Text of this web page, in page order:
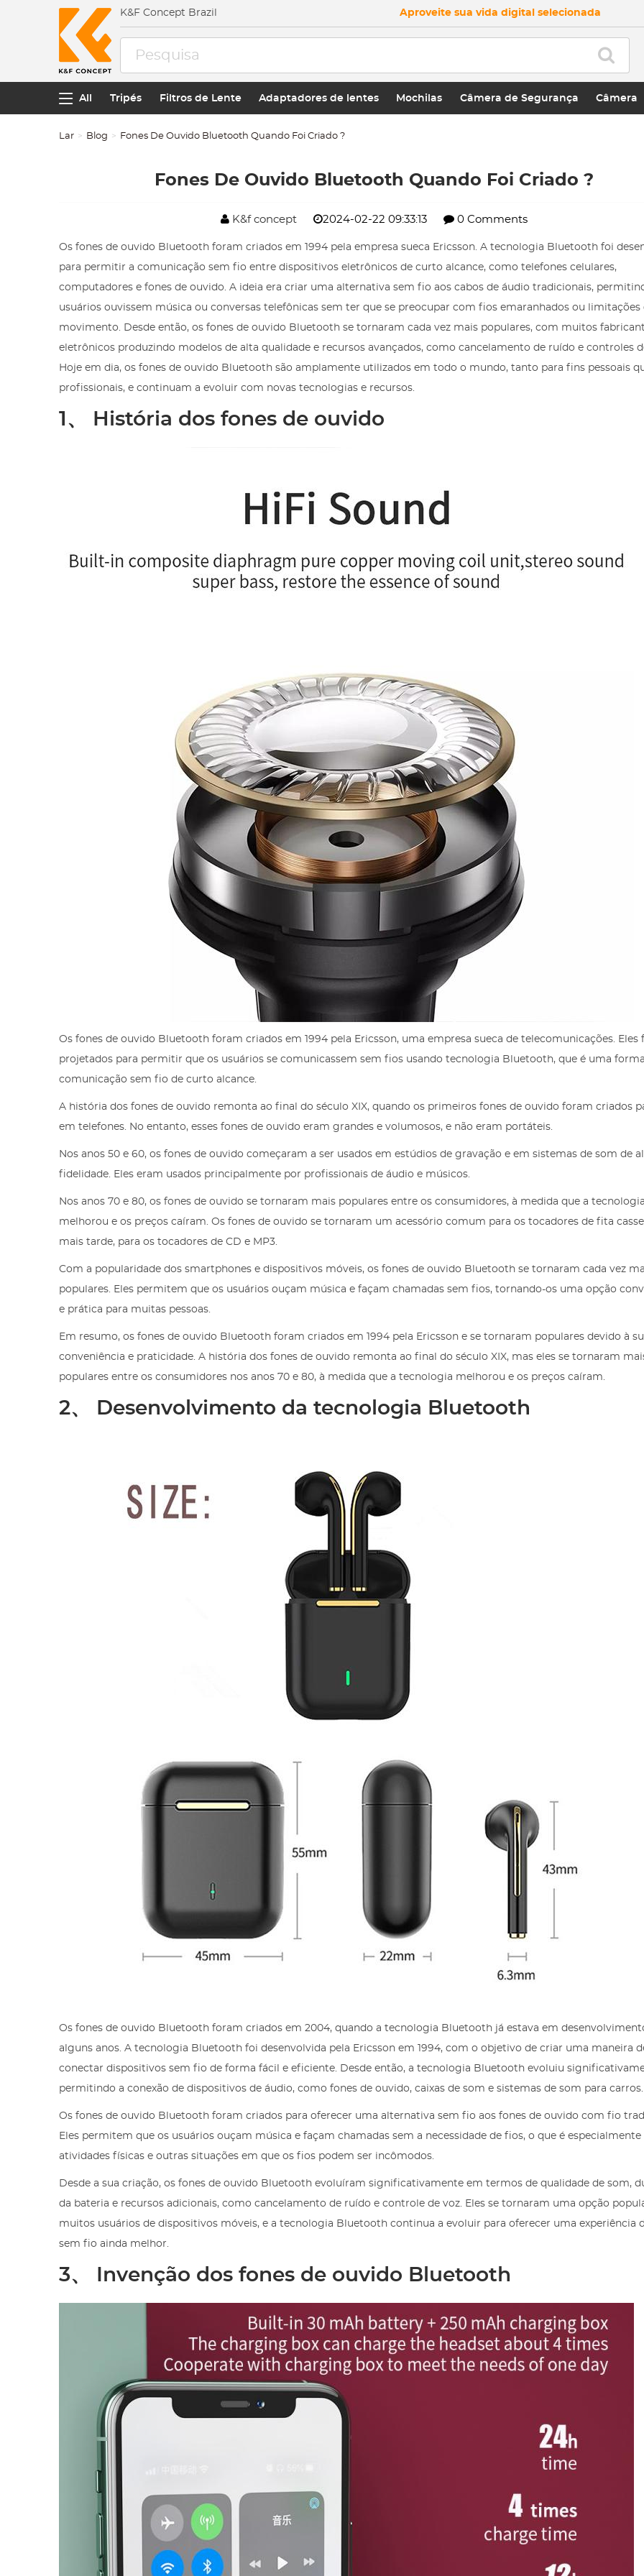
K&F Concept Brazil Aproveite sua vida digital selecionada
All Tripés Filtros de Lente Adaptadores de lentes Mochilas Câmera de Segurança Câmera
Lar Blog Fones De Ouvido Bluetooth Quando Foi Criado ?
Fones De Ouvido Bluetooth Quando Foi Criado ?
K&f concept 2024-02-22 09:33:13 0 Comments
Os fones de ouvido Bluetooth foram criados em 1994 pela empresa sueca Ericsson. A tecnologia Bluetooth foi
para permitir a comunicação sem fio entre dispositivos eletrônicos de curto alcance, como telefones celulares,
computadores e fones de ouvido. A ideia era criar uma alternativa sem fio aos cabos de áudio tradicionais,
usuários ouvissem música ou conversas telefônicas sem ter que se preocupar com fios emaranhados ou limitações
movimento. Desde então, os fones de ouvido Bluetooth se tornaram cada vez mais populares, com muitos
eletrônicos produzindo modelos de alta qualidade e recursos avançados, como cancelamento de ruído e controles
Hoje em dia, os fones de ouvido Bluetooth são amplamente utilizados em todo o mundo, tanto para fins pessoais
profissionais, e continuam a evoluir com novas tecnologias e recursos.
1、 História dos fones de ouvido
Os fones de ouvido Bluetooth foram criados em 1994 pela Ericsson, uma empresa sueca de telecomunicações. Eles
projetados para permitir que os usuários se comunicassem sem fios usando tecnologia Bluetooth, que é uma
comunicação sem fio de curto alcance.
A história dos fones de ouvido remonta ao final do século XIX, quando os primeiros fones de ouvido foram criados
em telefones. No entanto, esses fones de ouvido eram grandes e volumosos, e não eram portáteis.
Nos anos 50 e 60, os fones de ouvido começaram a ser usados em estúdios de gravação e em sistemas de som de
fidelidade. Eles eram usados principalmente por profissionais de áudio e músicos.
Nos anos 70 e 80, os fones de ouvido se tornaram mais populares entre os consumidores, à medida que a tecnologia
melhorou e os preços caíram. Os fones de ouvido se tornaram um acessório comum para os tocadores de fita
mais tarde, para os tocadores de CD e MP3.
Com a popularidade dos smartphones e dispositivos móveis, os fones de ouvido Bluetooth se tornaram cada vez
populares. Eles permitem que os usuários ouçam música e façam chamadas sem fios, tornando-os uma opção
e prática para muitas pessoas.
Em resumo, os fones de ouvido Bluetooth foram criados em 1994 pela Ericsson e se tornaram populares devido à
conveniência e praticidade. A história dos fones de ouvido remonta ao final do século XIX, mas eles se tornaram
populares entre os consumidores nos anos 70 e 80, à medida que a tecnologia melhorou e os preços caíram.
2、 Desenvolvimento da tecnologia Bluetooth
Os fones de ouvido Bluetooth foram criados em 2004, quando a tecnologia Bluetooth já estava em
alguns anos. A tecnologia Bluetooth foi desenvolvida pela Ericsson em 1994, com o objetivo de criar uma maneira
conectar dispositivos sem fio de forma fácil e eficiente. Desde então, a tecnologia Bluetooth evoluiu
permitindo a conexão de dispositivos de áudio, como fones de ouvido, caixas de som e sistemas de som para carros.
Os fones de ouvido Bluetooth foram criados para oferecer uma alternativa sem fio aos fones de ouvido com fio
Eles permitem que os usuários ouçam música e façam chamadas sem a necessidade de fios, o que é
atividades físicas e outras situações em que os fios podem ser incômodos.
Desde a sua criação, os fones de ouvido Bluetooth evoluíram significativamente em termos de qualidade de som,
da bateria e recursos adicionais, como cancelamento de ruído e controle de voz. Eles se tornaram uma opção
muitos usuários de dispositivos móveis, e a tecnologia Bluetooth continua a evoluir para oferecer uma experiência
sem fio ainda melhor.
3、 Invenção dos fones de ouvido Bluetooth